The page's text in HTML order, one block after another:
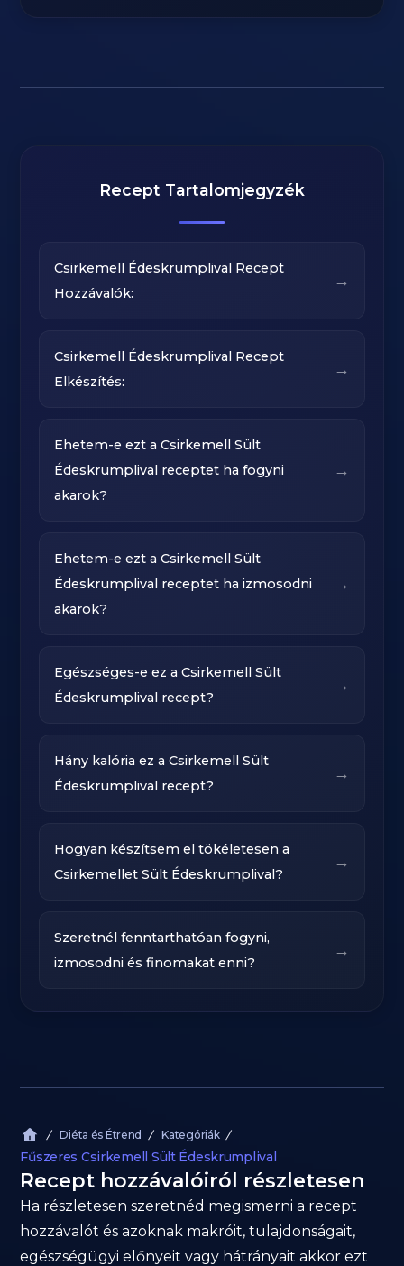
Recept Tartalomjegyzék
Csirkemell Édeskrumplival Recept
Hozzávalók:
→
Csirkemell Édeskrumplival Recept
Elkészítés:
→
Ehetem-e ezt a Csirkemell Sült
Édeskrumplival receptet ha fogyni
akarok?
→
Ehetem-e ezt a Csirkemell Sült
Édeskrumplival receptet ha izmosodni
akarok?
→
Egészséges-e ez a Csirkemell Sült
Édeskrumplival recept?
→
Hány kalória ez a Csirkemell Sült
Édeskrumplival recept?
→
Hogyan készítsem el tökéletesen a
Csirkemellet Sült Édeskrumplival?
→
Szeretnél fenntarthatóan fogyni,
izmosodni és finomakat enni?
→
Diéta és Étrend Kategóriák
Fűszeres Csirkemell Sült Édeskrumplival
Recept hozzávalóiról részletesen
Ha részletesen szeretnéd megismerni a recept
hozzávalót és azoknak makróit, tulajdonságait,
egészségügyi előnyeit vagy hátrányait akkor ezt